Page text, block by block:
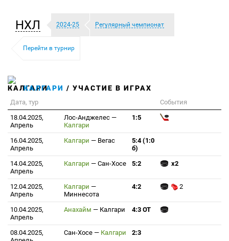
НХЛ 2024-25 Регулярный чемпионат
Перейти в турнир
КАЛГАРИ / УЧАСТИЕ В ИГРАХ
Дата, тур
События
18.04.2025,
Апрель
Лос-Анджелес —
Калгари
1:5
16.04.2025,
Апрель
Калгари — Вегас
5:4 (1:0
б)
14.04.2025,
Апрель
Калгари — Сан-Хосе 5:2 x2
12.04.2025,
Апрель
Калгари —
Миннесота
4:2 2
10.04.2025,
Апрель
Анахайм — Калгари 4:3 ОТ
08.04.2025,
Сан-Хосе — Калгари 2:3